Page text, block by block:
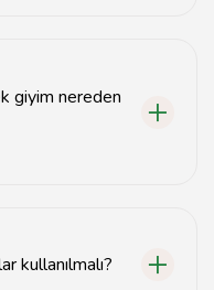
giyim nereden
kullanılmalı?